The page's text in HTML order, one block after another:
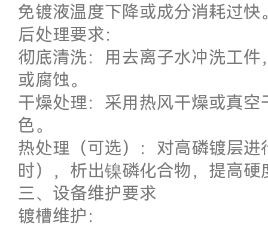
免镀液温度下降或成分消耗过快
后处理要求：
彻底清洗：用去离子水冲洗工
或腐蚀。
干燥处理：采用热风干燥或真
色。
热处理（可选）：对高磷镀层
时），析出镍磷化合物，提高硬
三、设备维护要求
镀槽维护：